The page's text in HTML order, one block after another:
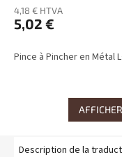
4,18 € HTVA
5,02 €
Pince à Pincher en Métal
Description de la